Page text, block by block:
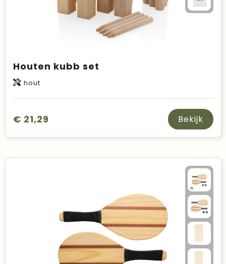
Houten kubb set
hout
€ 21,29 Bekijk